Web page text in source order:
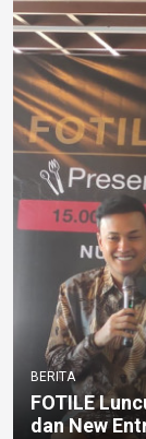
BERITA
FOTILE
dan New